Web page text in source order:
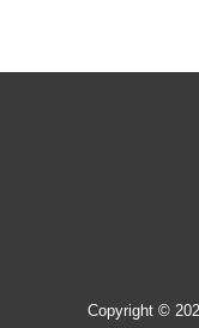
Copyright ©